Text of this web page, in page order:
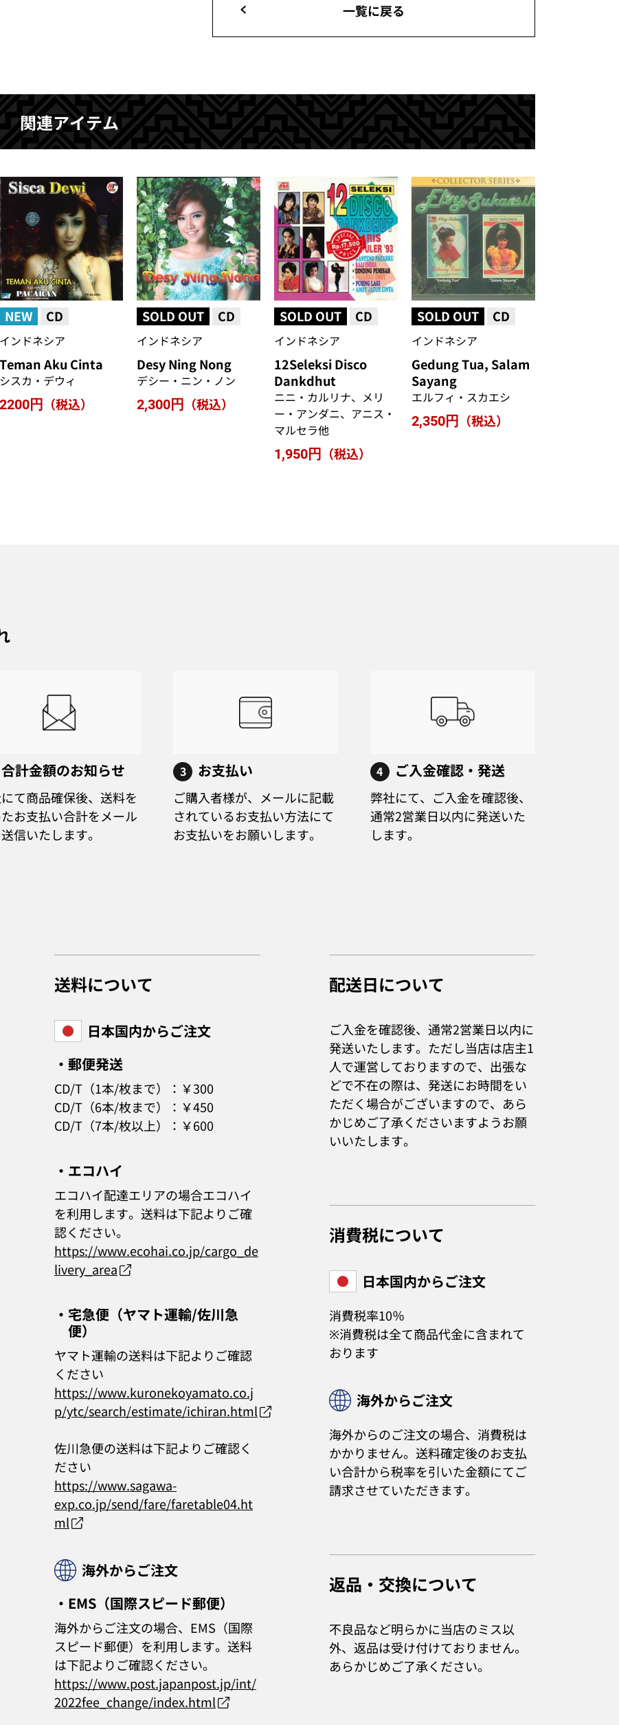
一覧に戻る
関連アイテム
NEW CD
インドネシア
Teman Aku Cinta
シスカ・デウィ
2200円
（税込）
SOLD OUT CD
インドネシア
Desy Ning Nong
デシー・ニン・ノン
2,300円
（税込）
SOLD OUT CD
インドネシア
12Seleksi Disco
Dankdhut
ニニ・カルリナ、メリ
ー・アンダニ、アニス・
マルセラ他
1,950円
（税込）
SOLD OUT CD
インドネシア
Gedung Tua, Salam
Sayang
エルフィ・スカエシ
2,350円
（税込）
合計金額のお知らせ
て商品確保後、送料を
お支払い合計をメール
信いたします。
3 お支払い
ご購入者様が、メールに記載
されているお支払い方法にて
お支払いをお願いします。
4 ご入金確認・発送
弊社にて、ご入金を確認後、
通常2営業日以内に発送いた
します。
送料について
日本国内からご注文
・郵便発送
CD/T（1本/枚まで）：￥300
CD/T（6本/枚まで）：￥450
CD/T（7本/枚以上）：￥600
・エコハイ
エコハイ配達エリアの場合エコハイ
を利用します。送料は下記よりご確
認ください。
https://www.ecohai.co.jp/cargo_de
livery_area
・宅急便（ヤマト運輸/佐川急
便）
ヤマト運輸の送料は下記よりご確認
ください
https://www.kuronekoyamato.co.j
p/ytc/search/estimate/ichiran.html
佐川急便の送料は下記よりご確認く
ださい
https://www.sagawa-
exp.co.jp/send/fare/faretable04.ht
ml
海外からご注文
・EMS（国際スピード郵便）
海外からご注文の場合、EMS（国際
スピード郵便）を利用します。送料
は下記よりご確認ください。
https://www.post.japanpost.jp/int/
2022fee_change/index.html
配送日について
ご入金を確認後、通常2営業日以内に
発送いたします。ただし当店は店主1
人で運営しておりますので、出張な
どで不在の際は、発送にお時間をい
ただく場合がございますので、あら
かじめご了承くださいますようお願
いいたします。
消費税について
日本国内からご注文
消費税率10％
※消費税は全て商品代金に含まれて
おります
海外からご注文
海外からのご注文の場合、消費税は
かかりません。送料確定後のお支払
い合計から税率を引いた金額にてご
請求させていただきます。
返品・交換について
不良品など明らかに当店のミス以
外、返品は受け付けておりません。
あらかじめご了承ください。